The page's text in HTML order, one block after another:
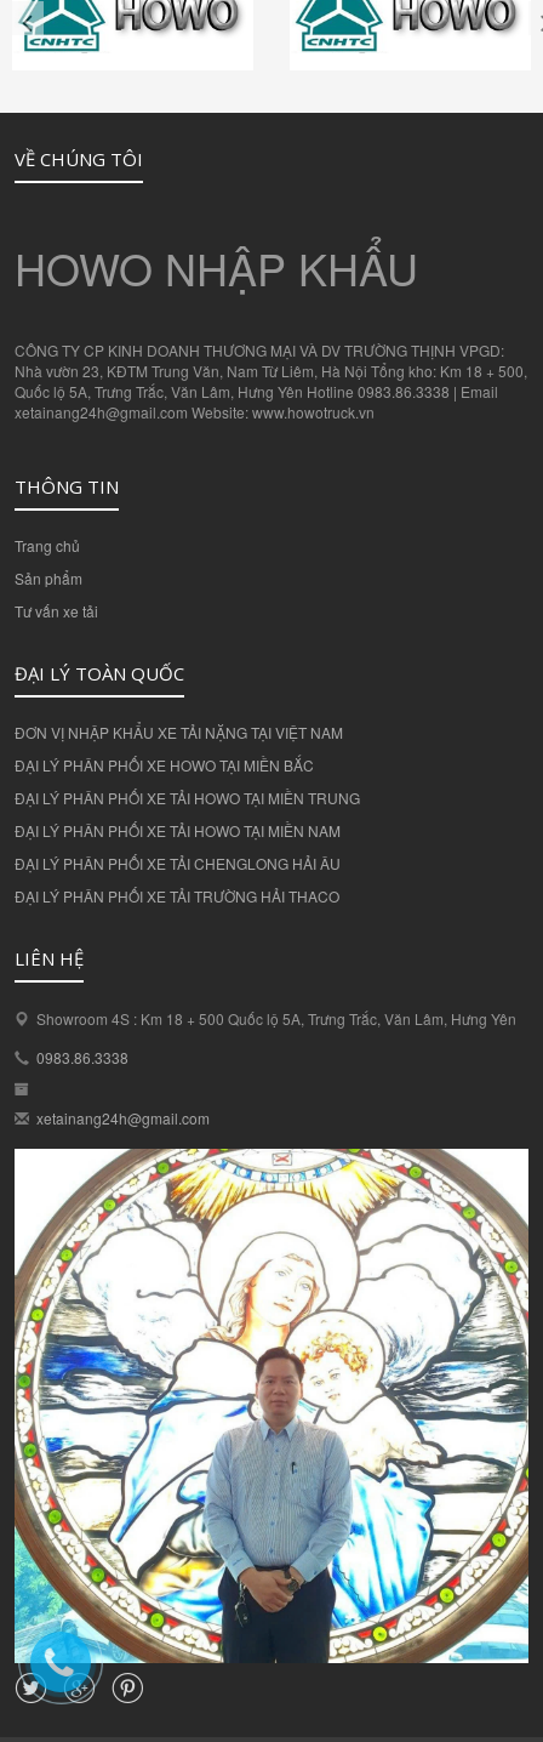
VỀ CHÚNG TÔI
HOWO NHẬP KHẨU
CÔNG TY CP KINH DOANH THƯƠNG MẠI VÀ DV TRƯỜNG THỊNH VPGD:
Nhà vườn 23, KĐTM Trung Văn, Nam Từ Liêm, Hà Nội Tổng kho: Km 18 + 500,
Quốc lộ 5A, Trưng Trắc, Văn Lâm, Hưng Yên Hotline 0983.86.3338 | Email
xetainang24h@gmail.com Website: www.howotruck.vn
THÔNG TIN
Trang chủ
Sản phẩm
Tư vấn xe tải
ĐẠI LÝ TOÀN QUỐC
ĐƠN VỊ NHẬP KHẨU XE TẢI NẶNG TẠI VIỆT NAM
ĐẠI LÝ PHÂN PHỐI XE HOWO TẠI MIỀN BẮC
ĐẠI LÝ PHÂN PHỐI XE TẢI HOWO TẠI MIỀN TRUNG
ĐẠI LÝ PHÂN PHỐI XE TẢI HOWO TẠI MIỀN NAM
ĐẠI LÝ PHÂN PHỐI XE TẢI CHENGLONG HẢI ÂU
ĐẠI LÝ PHÂN PHỐI XE TẢI TRƯỜNG HẢI THACO
LIÊN HỆ
Showroom 4S : Km 18 + 500 Quốc lộ 5A, Trưng Trắc, Văn Lâm, Hưng Yên
0983.86.3338
xetainang24h@gmail.com